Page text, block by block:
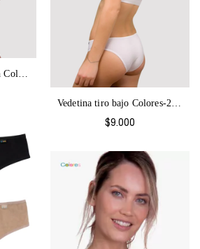
Vedetina con regulación Colores-2064
Vedetina tiro bajo Colores-2065
$9.000